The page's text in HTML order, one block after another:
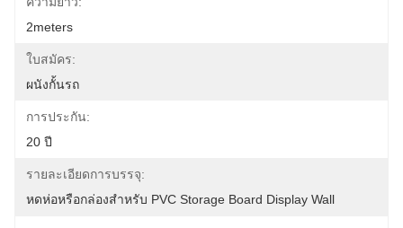
2meters
ใบสมัคร:
ผนังกั้นรถ
การประกัน:
20 ปี
รายละเอียดการบรรจุ:
หดห่อหรือกล่องสำหรับ PVC Storage Board Display Wall